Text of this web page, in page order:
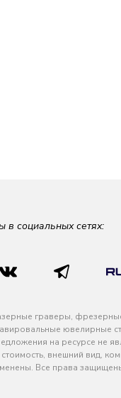
в социальных сетях:
граверы,
ювелирные
на ресурсе не
стоимость, внешний вид,
Все права